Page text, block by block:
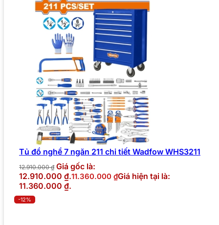
Tủ đồ nghề 7 ngăn 211 chi tiết Wadfow WHS3211
12.910.000₫ Giá gốc là:
12.910.000 ₫.11.360.000 ₫Giá hiện tại là:
11.360.000 ₫.
-12%